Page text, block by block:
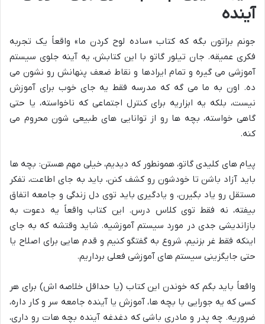
آینده
جونم براتون بگه که کتاب «ساده لوح کردن ما» واقعاً یک تجربه
فکری عمیقه. جان تیلور گاتو با این کتابش، یه آینه جلوی سیستم
آموزشی می گیره و تمام ایرادها و نقاط ضعف پنهانش رو نشون می
ده. اون به ما می گه که مدرسه فقط یه جای خوب برای آموزش
نیست، بلکه یه ابزاریه برای کنترل اجتماعی که ناخواسته، یا حتی
گاهی خواسته، بچه ها رو از توانایی های طبیعی شون محروم می
کنه.
پیام های کلیدی گاتو، همونطور که دیدیم، خیلی مهم هستن: بچه ها
باید آزاد باشن تا خودشون رو کشف کنن، باید به جای اطاعت، تفکر
مستقل رو یاد بگیرن، و یادگیری باید توی دل زندگی و جامعه اتفاق
بیفته، نه فقط توی کلاس درس. این کتاب واقعاً یه دعوت به
بازاندیشی جدی در مورد سیستم آموزشیه. شاید وقتشه که به جای
اینکه فقط غر بزنیم، شروع به گفتگو کنیم و قدم هایی برای اصلاح یا
حتی جایگزینی سیستم های آموزشی فعلی برداریم.
واقعاً باید بگم که خوندن این کتاب (یا حداقل خلاصه اش) برای هر
کسی که یه جورایی با بچه ها، آموزش یا آینده جامعه سر و کار داره،
ضروریه. چه پدر و مادری باشی که دغدغه آینده بچه هات رو داری،